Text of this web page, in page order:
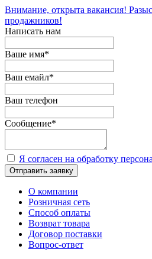
Внимание, открыта вакансия!
продажников!
Написать нам
Ваше имя*
Ваш емайл*
Ваш телефон
Сообщение*
Я согласен на обработку
Отправить заявку
О компании
Розничная сеть
Способ оплаты
Возврат товара
Договор поставки
Вопрос-ответ